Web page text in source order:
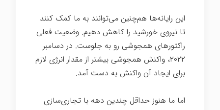
این رایانه‌ها هم‌چنین می‌توانند به ما کمک کنند
تا نیروی خورشید را کاهش دهیم. وضعیت فعلی
راکتورهای همجوشی رو به جلوست. در دسامبر
۲۰۲۲، واکنش همجوشی بیشتر از مقدار انرژی لازم
برای ایجاد آن واکنش به دست آمد.
اما ما هنوز حداقل چندین دهه با تجاری‌سازی